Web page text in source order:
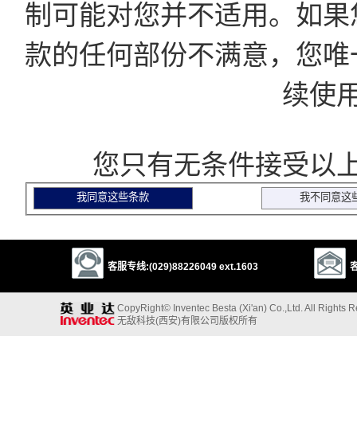
制可能对您并不适用。如
款的任何部份不满意，您
续使
您只有无条件接受以上
客服专线:(029)88226049 ext.1603
CopyRight© Inventec Besta (Xi'an) Co.,Ltd. All Rights
无敌科技(西安)有限公司版权所有